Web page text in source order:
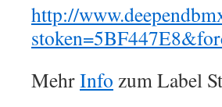
http://
MehrInfo zum Label